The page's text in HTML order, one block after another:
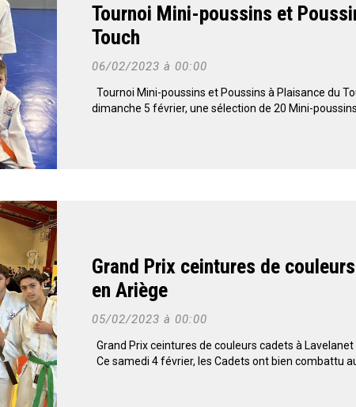
Tournoi Mini-poussins et
Touch
06/02/2023 à 00:00
Tournoi Mini-poussins et Poussins à Plaisance du
dimanche 5 février, une sélection de 20 Mini-poussins
Grand Prix ceintures de
en Ariège
05/02/2023 à 00:00
Grand Prix ceintures de couleurs cadets à
Ce samedi 4 février, les Cadets ont bien combattu au